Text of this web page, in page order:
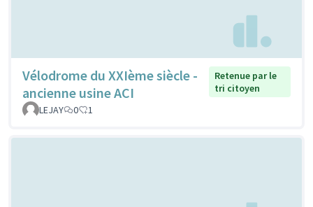
Vélodrome du XXIème siècle -
ancienne usine ACI
Retenue par le
tri citoyen
LEJAY
0 1